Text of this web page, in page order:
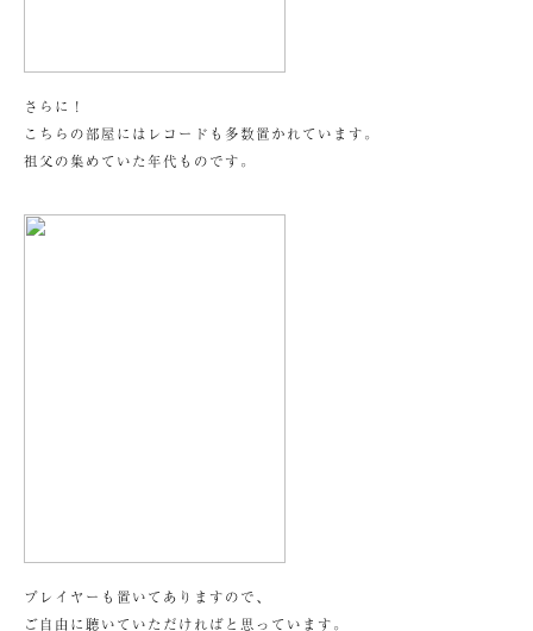
さらに！
こちらの部屋にはレコードも多数置かれています。
祖父の集めていた年代ものです。
プレイヤーも置いてありますので、
ご自由に聴いていただければと思っています。